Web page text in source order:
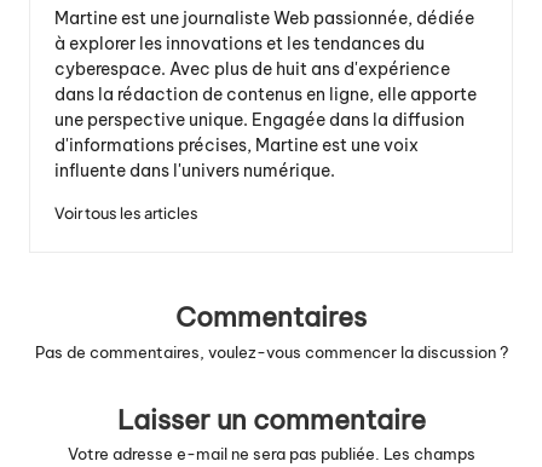
Martine est une journaliste Web passionnée, dédiée
à explorer les innovations et les tendances du
cyberespace. Avec plus de huit ans d'expérience
dans la rédaction de contenus en ligne, elle apporte
une perspective unique. Engagée dans la diffusion
d'informations précises, Martine est une voix
influente dans l'univers numérique.
Voir tous les articles
Commentaires
Pas de commentaires, voulez-vous commencer la discussion ?
Laisser un commentaire
Votre adresse e-mail ne sera pas publiée. Les champs